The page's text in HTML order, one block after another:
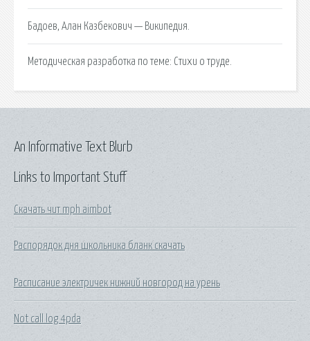
Бадоев, Алан Казбекович — Википедия.
Методическая разработка по теме: Стихи о труде.
Links to Important Stuff
Скачать чит mph aimbot
Распорядок дня школьника бланк скачать
Расписание электричек нижний новгород на урень
Not call log 4pda
An Informative Text Blurb